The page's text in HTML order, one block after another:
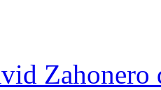
Zahonero